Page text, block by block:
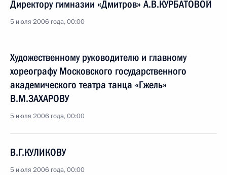
Директору гимназии «Дмитров» А.В.КУРБАТОВОЙ
5 июля 2006 года, 00:00
Художественному руководителю и главному
хореографу Московского государственного
академического театра танца «Гжель»
В.М.ЗАХАРОВУ
5 июля 2006 года, 00:00
В.Г.КУЛИКОВУ
5 июля 2006 года, 00:00